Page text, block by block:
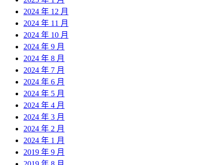
2024 年 12 月
2024 年 11 月
2024 年 10 月
2024 年 9 月
2024 年 8 月
2024 年 7 月
2024 年 6 月
2024 年 5 月
2024 年 4 月
2024 年 3 月
2024 年 2 月
2024 年 1 月
2019 年 9 月